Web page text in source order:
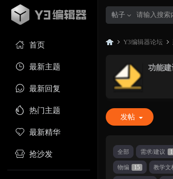
首页
最新主题
最新回复
热门主题
最新精华
抢沙发
帖子
»
Y3编辑器论坛
功能建
发帖
全部 需求/建议
物编 15 教学文